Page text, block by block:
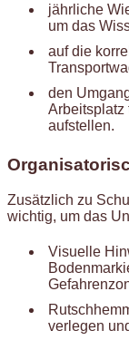
jährliche
um das
auf die
den
Arbeitsplatz
aufstellen.
Zusätzlich zu
wichtig, um das
Visuelle
verlegen